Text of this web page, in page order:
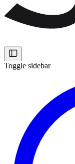
Toggle sidebar